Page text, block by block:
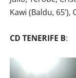
Kawi (Baldu, 65’),
CD TENERIFE B: